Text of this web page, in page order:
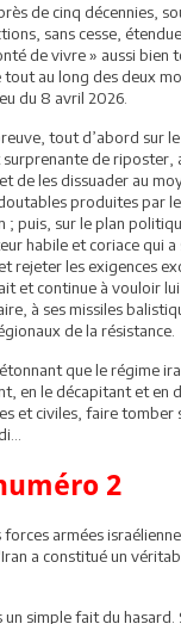
de cinq décennies,
sans cesse,
de vivre » aussi bien
au long des deux
du 8 avril 2026.
tout d’abord sur
de riposter,
de les dissuader au
produites par
; puis, sur le plan
habile et coriace qui
rejeter les exigences
et continue à vouloir
à ses missiles
de la résistance.
que le régime
en le décapitant et en
et civiles, faire tomber
2
armées
a constitué un
simple fait du hasard.